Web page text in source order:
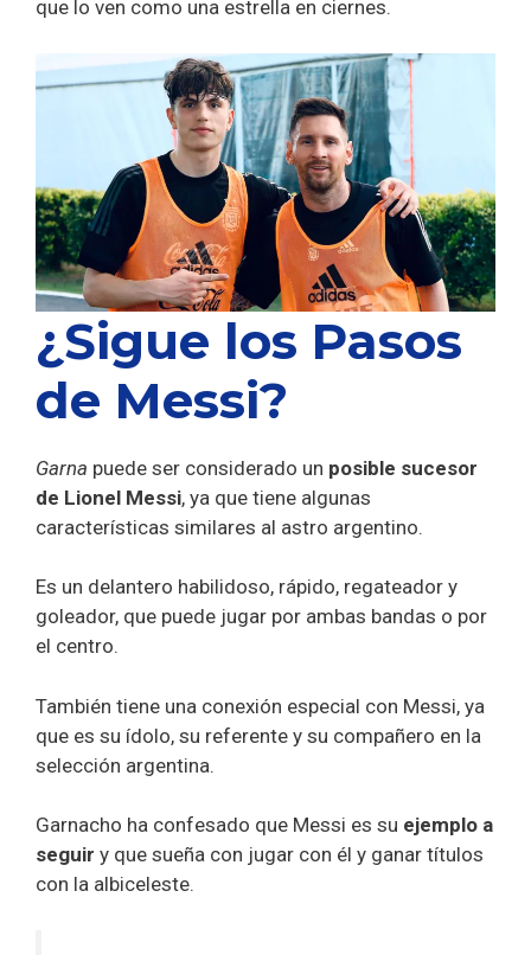
que lo ven como una estrella en ciernes.
¿Sigue los Pasos
de Messi?
Garna puede ser considerado un posible sucesor
de Lionel Messi, ya que tiene algunas
características similares al astro argentino.
Es un delantero habilidoso, rápido, regateador y
goleador, que puede jugar por ambas bandas o por
el centro.
También tiene una conexión especial con Messi, ya
que es su ídolo, su referente y su compañero en la
selección argentina.
Garnacho ha confesado que Messi es su ejemplo a
seguir y que sueña con jugar con él y ganar títulos
con la albiceleste.